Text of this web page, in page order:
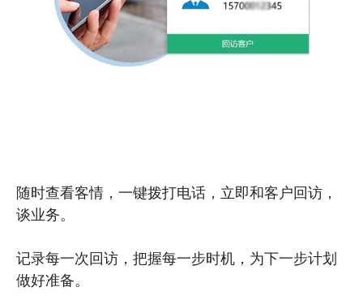
随时查看客情，一键拨打电话，立即和客户回访，
谈业务。
记录每一次回访，把握每一步时机，为下一步计划
做好准备。